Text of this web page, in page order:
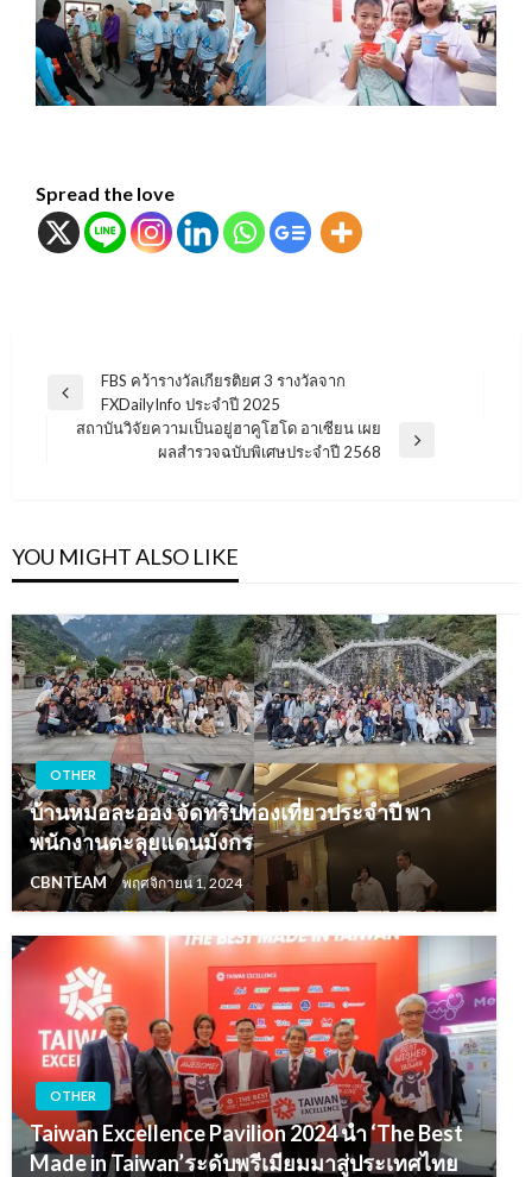
Spread the love
แนะแนว
เรื่อง
Previous
Post
FBS คว้ารางวัลเกียรติยศ 3 รางวัลจาก
FXDailyInfo ประจำปี 2025
สถาบันวิจัยความเป็นอยู่ฮาคูโฮโด อาเซียน เผย
ผลสำรวจฉบับพิเศษประจำปี 2568
YOU MIGHT ALSO LIKE
OTHER
บ้านหมอละออง จัดทริปท่องเที่ยวประจำปี พา
พนักงานตะลุยแดนมังกร
CBNTEAM พฤศจิกายน 1, 2024
OTHER
Taiwan Excellence Pavilion 2024 นำ ‘The Best
Made in Taiwan’ระดับพรีเมียมมาสู่ประเทศไทย